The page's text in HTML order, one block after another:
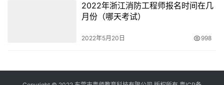
2022年浙江消防工程师报名时间在几
月份（哪天考试）
2022年5月20日 998